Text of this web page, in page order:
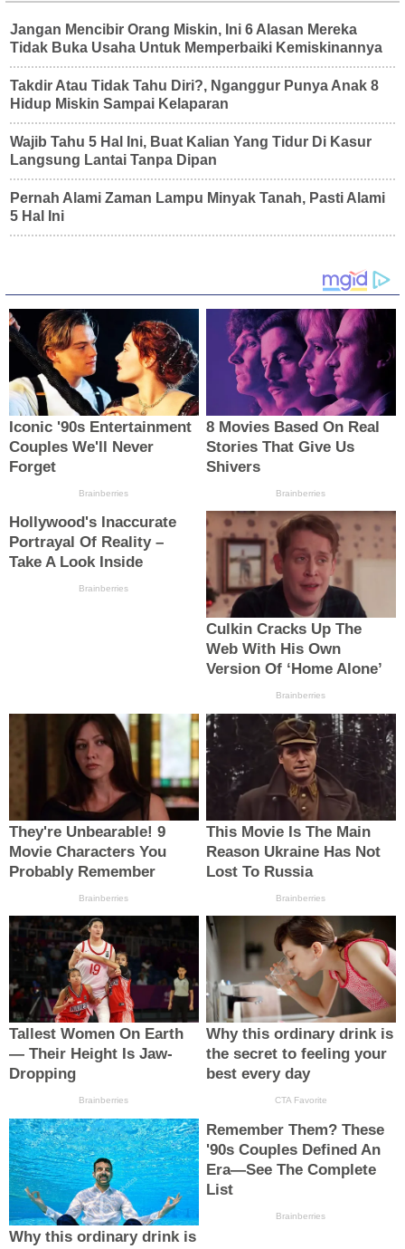
Jangan Mencibir Orang Miskin, Ini 6 Alasan Mereka
Tidak Buka Usaha Untuk Memperbaiki Kemiskinannya
Takdir Atau Tidak Tahu Diri?, Nganggur Punya Anak 8
Hidup Miskin Sampai Kelaparan
Wajib Tahu 5 Hal Ini, Buat Kalian Yang Tidur Di Kasur
Langsung Lantai Tanpa Dipan
Pernah Alami Zaman Lampu Minyak Tanah, Pasti Alami
5 Hal Ini